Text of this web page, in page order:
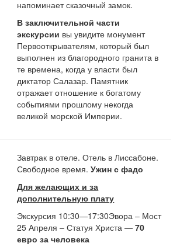
напоминает сказочный замок.
В заключительной части
экскурсии вы увидите монумент
Первооткрывателям, который был
выполнен из благородного гранита в
те времена, когда у власти был
диктатор Салазар. Памятник
отражает отношение к богатому
событиями прошлому некогда
великой морской Империи.
Завтрак в отеле. Отель в Лиссабоне.
Свободное время.Ужин с фадо
Для желающих и за
дополнительную плату
Экскурсия 10:30—17:30Эвора – Мост
25 Апреля – Статуя Христа —70
евро за человека